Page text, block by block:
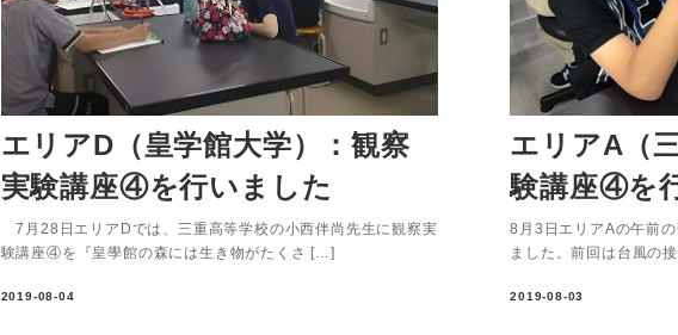
エリアD（皇学館大学）：観察
実験講座④を行いました
7月28日エリアDでは、三重高等学校の小西伴尚先生に観察実
験講座④を『皇學館の森には生き物がたくさ […]
2019-08-04
エリアA（
験講座④を
8月3日エリアAの午前
ました。前回は台風の
2019-08-03